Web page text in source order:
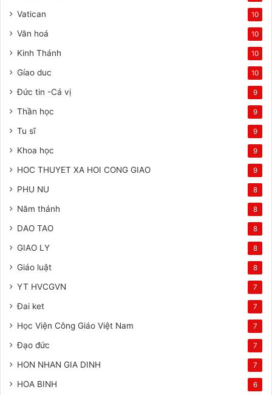
Vatican 10
Văn hoá 10
Kinh Thánh 10
Gíao duc 10
Đức tin -Cá vị 9
Thần học 9
Tu sĩ 9
Khoa học 9
HOC THUYET XA HOI CONG GIAO 9
PHU NU 8
Năm thánh 8
DAO TAO 8
GIAO LY 8
Giáo luật 8
YT HVCGVN 7
Đai ket 7
Học Viện Công Giáo Việt Nam 7
Đạo đức 7
HON NHAN GIA DINH 7
HOA BINH 6